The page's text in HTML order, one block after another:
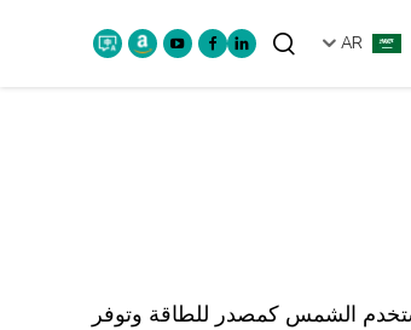
AR
الشمس كمصدر للطاقة وتوفر